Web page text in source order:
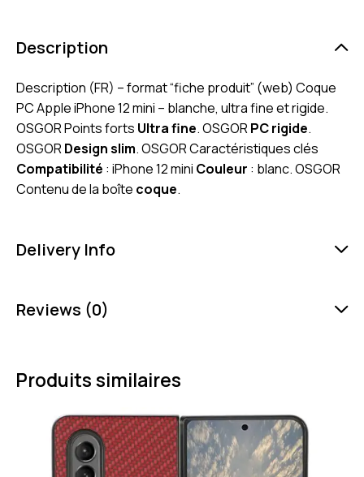
Description
Description (FR) – format “fiche produit” (web) Coque
PC Apple iPhone 12 mini – blanche, ultra fine et rigide.
OSGOR Points forts Ultra fine. OSGORPC rigide.
OSGORDesign slim. OSGOR Caractéristiques clés
Compatibilité : iPhone 12 mini Couleur : blanc. OSGOR
Contenu de la boîte coque.
Delivery Info
Reviews (0)
Produits similaires